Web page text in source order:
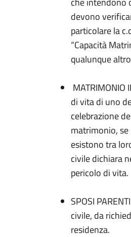
devono
particolare la
“Capacità
qualunque
MATRIMONIO
di vita di uno
celebrazione
matrimonio,
esistono tra
civile dichiara
pericolo di vita.
SPOSI
civile, da
residenza.